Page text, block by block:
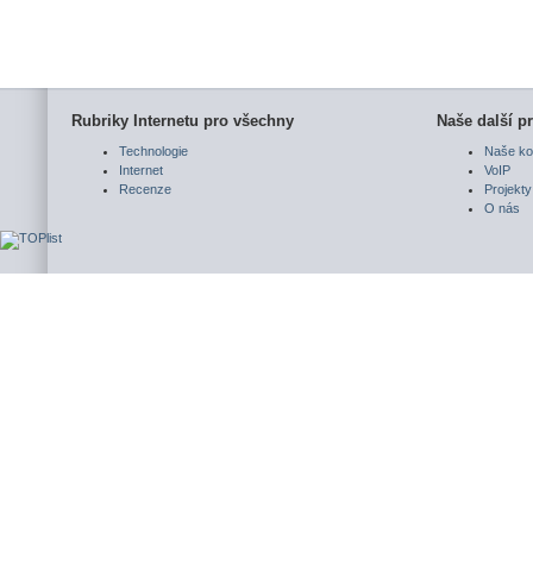
Rubriky Internetu pro všechny
Technologie
Internet
Recenze
Naše další
Naše
VoIP
Projekty
O nás